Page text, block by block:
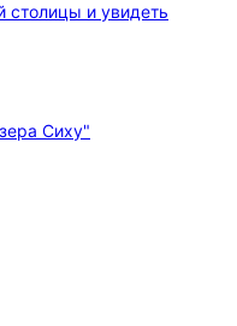
столицы и увидеть